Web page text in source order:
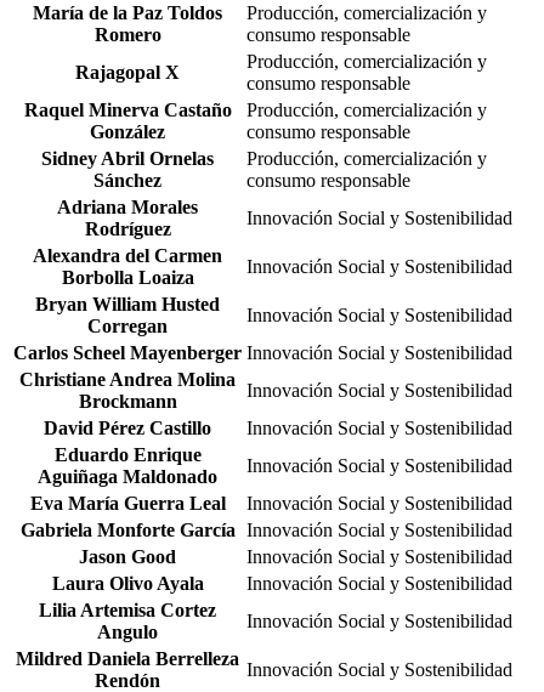
María de la Paz Toldos
Romero
Producción, comercialización y
consumo responsable
Rajagopal X
Producción, comercialización y
consumo responsable
Raquel Minerva Castaño
González
Producción, comercialización y
consumo responsable
Sidney Abril Ornelas
Sánchez
Producción, comercialización y
consumo responsable
Adriana Morales
Rodríguez
Innovación Social y Sostenibilidad
Alexandra del Carmen
Borbolla Loaiza
Innovación Social y Sostenibilidad
Bryan William Husted
Corregan
Innovación Social y Sostenibilidad
Carlos Scheel Mayenberger Innovación Social y Sostenibilidad
Christiane Andrea Molina
Brockmann
Innovación Social y Sostenibilidad
David Pérez Castillo
Innovación Social y Sostenibilidad
Eduardo Enrique
Aguiñaga Maldonado
Innovación Social y Sostenibilidad
Eva María Guerra Leal
Innovación Social y Sostenibilidad
Gabriela Monforte García Innovación Social y Sostenibilidad
Jason Good
Innovación Social y Sostenibilidad
Laura Olivo Ayala
Innovación Social y Sostenibilidad
Lilia Artemisa Cortez
Angulo
Innovación Social y Sostenibilidad
Mildred Daniela Berrelleza
Rendón
Innovación Social y Sostenibilidad